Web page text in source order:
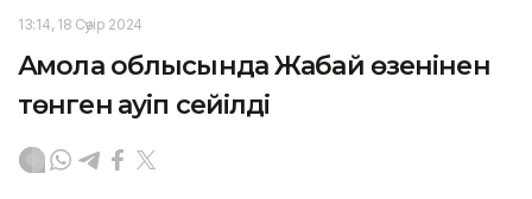
13:14, 18 Сәуір 2024
Ақмола облысында Жабай өзенінен
төнген қауіп сейілді